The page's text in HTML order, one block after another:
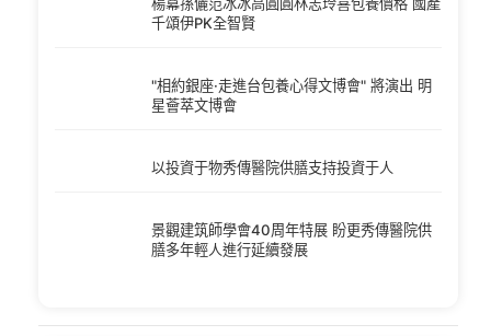
千頌伊PK全智賢
"相約銀座·走進台包養心得文博會" 將演出 明
星薈萃文博會
以投資于物秀傳醫院供膳支持投資于人
景觀建筑師學會40周年特展 盼更秀傳醫院供
膳多年輕人進行延續發展